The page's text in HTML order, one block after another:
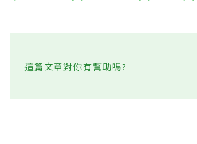
這篇文章對你有幫助嗎?